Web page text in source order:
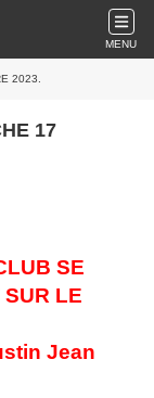
MENU
2023.
17
SE
SUR LE
Jean